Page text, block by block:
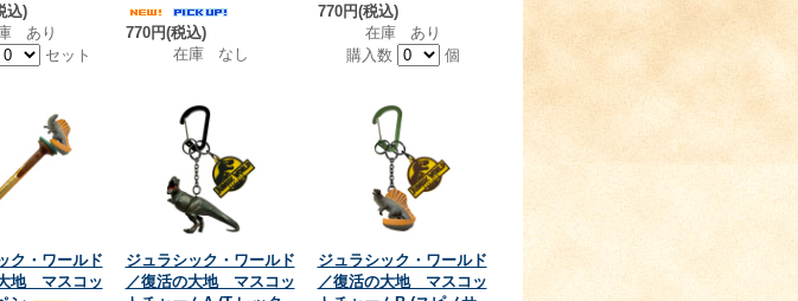
込)
あり
セット
770円(税込)
在庫 なし
770円(税込)
在庫 あり
購入数
個
ク・ワールド
地 マスコッ
ジュラシック・ワールド
／復活の大地 マスコッ
ジュラシック・ワールド
／復活の大地 マスコッ